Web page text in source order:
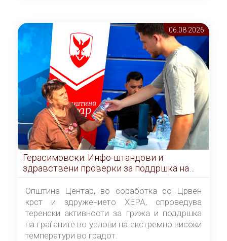
06.08 2026
Герасимовски: Инфо-штандови и
здравствени проверки за поддршка на
граѓаните во услови на топлотен бран
Општина Центар, во соработка со Црвен
крст и здружението ХЕРА, спроведува
теренски активности за грижа и поддршка
на граѓаните во услови на екстремно високи
температури во градот.